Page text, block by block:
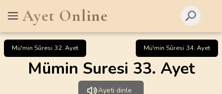
Ayet Online
Mü'min Sûresi 32. Ayet Mü'min Sûresi 34. Ayet
Mümin Suresi 33. Ayet
Ayeti dinle